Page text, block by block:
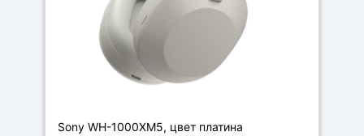
Наушники
Sony WH-1000XM5, цвет платина